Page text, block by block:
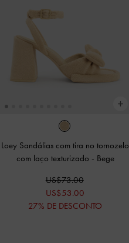
Loey Sandálias com tira no tornozelo
com laço texturizado - Bege
US$73.00
US$53.00
27% DE DESCONTO